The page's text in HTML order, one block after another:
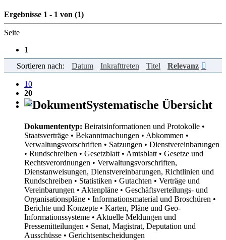
Ergebnisse 1 - 1 von (1)
Seite
1
Einträge pro Seite
10
20
50
Sortieren nach: Datum Inkrafttreten Titel Relevanz
Systematische Übersicht
Dokumententyp: Beiratsinformationen und Protokolle •
Staatsverträge • Bekanntmachungen • Abkommen •
Verwaltungsvorschriften • Satzungen • Dienstvereinbarungen
• Rundschreiben • Gesetzblatt • Amtsblatt • Gesetze und
Rechtsverordnungen • Verwaltungsvorschriften,
Dienstanweisungen, Dienstvereinbarungen, Richtlinien und
Rundschreiben • Statistiken • Gutachten • Verträge und
Vereinbarungen • Aktenpläne • Geschäftsverteilungs- und
Organisationspläne • Informationsmaterial und Broschüren •
Berichte und Konzepte • Karten, Pläne und Geo-
Informationssysteme • Aktuelle Meldungen und
Pressemitteilungen • Senat, Magistrat, Deputation und
Ausschüsse • Gerichtsentscheidungen